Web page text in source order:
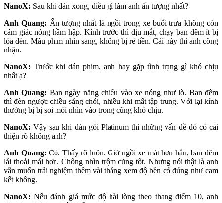
NanoX: Sau khi dán xong, điều gì làm anh ấn tượng nhất?
Anh Quang: Ấn tượng nhất là ngồi trong xe buổi trưa không còn
cảm giác nóng hầm hập. Kính trước thì dịu mắt, chạy ban đêm ít bị
lóa đèn. Màu phim nhìn sang, không bị rẻ tiền. Cái này thì anh công
nhận.
NanoX:Trước khi dán phim, anh hay gặp tình trạng gì khó chịu
nhất ạ?
Anh Quang: Ban ngày nắng chiếu vào xe nóng như lò. Ban đêm
thì đèn ngược chiều sáng chói, nhiều khi mất tập trung. Với lại kính
thường bị bị soi mói nhìn vào trong cũng khó chịu.
NanoX:Vậy sau khi dán gói Platinum thì những vấn đề đó có cải
thiện rõ không anh?
Anh Quang: Có. Thấy rõ luôn. Giờ ngồi xe mát hơn hẳn, ban đêm
lái thoải mái hơn. Chống nhìn trộm cũng tốt. Nhưng nói thật là anh
vẫn muốn trải nghiệm thêm vài tháng xem độ bền có đúng như cam
kết không.
NanoX: Nếu đánh giá mức độ hài lòng theo thang điểm 10, anh